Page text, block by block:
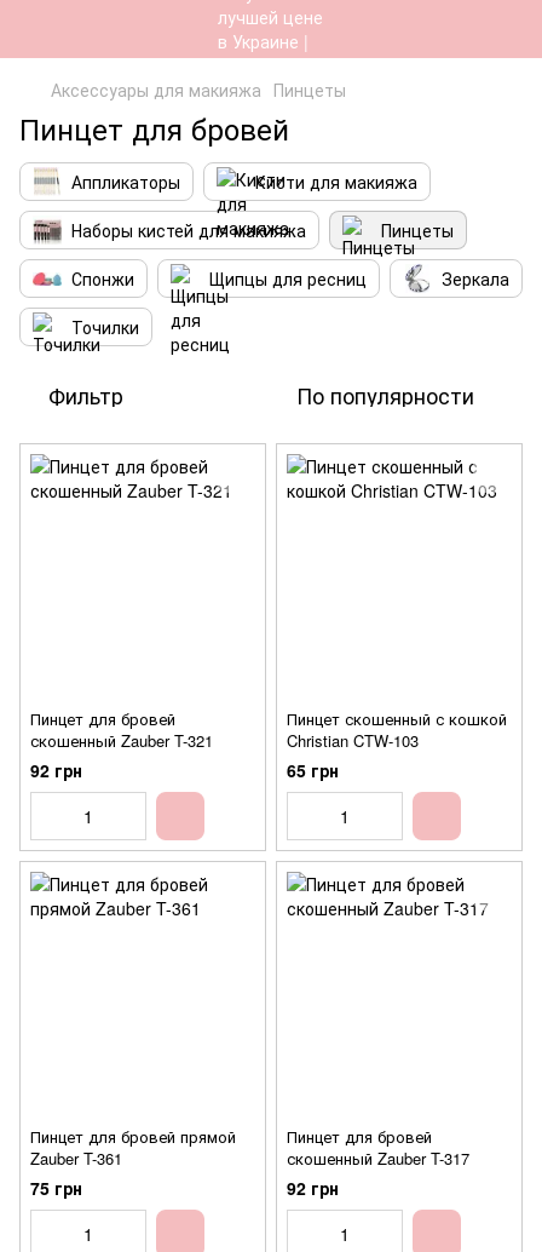
Аксессуары для макияжа Пинцеты
Пинцет для бровей
Аппликаторы
Кисти для макияжа
Наборы кистей для макияжа
Пинцеты
Спонжи
Щипцы для ресниц
Зеркала
Точилки
Фильтр По популярности
Пинцет для бровей
скошенный Zauber T-321
92 грн
Пинцет скошенный с кошкой
Christian CTW-103
65 грн
Пинцет для бровей прямой
Zauber T-361
75 грн
Пинцет для бровей
скошенный Zauber T-317
92 грн